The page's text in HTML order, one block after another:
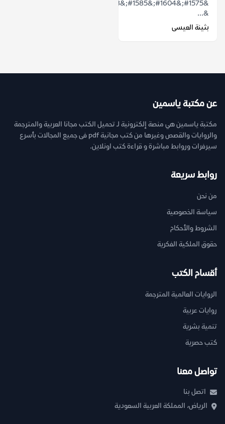
&...
بثينة العيسى
عن مكتبة ياسمين
مكتبة ياسمين هي منصة إلكترونية لـ تحميل الكتب مجانا العربية والمترجمة
والروايات والقصص وغيرها من كتب مجانية pdf فى جميع المجالات بأسرع
سيرفرات وروابط مباشرة و قراءة كتب اونلاين.
روابط سريعة
من نحن
سياسة الخصوصية
الشروط والأحكام
حقوق الملكية الفكرية
أقسام الكتب
الروايات العالمية المترجمة
روايات عربية
تنمية بشرية
كتب حصرية
تواصل معنا
اتصل بنا
الرياض، المملكة العربية السعودية